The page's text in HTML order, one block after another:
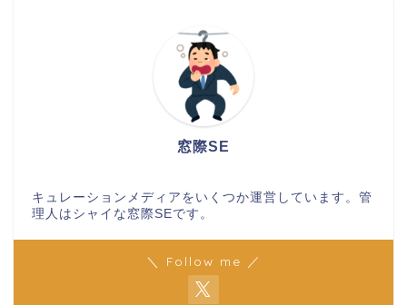
窓際SE
キュレーションメディアをいくつか運営しています。管
理人はシャイな窓際SEです。
＼ Follow me ／